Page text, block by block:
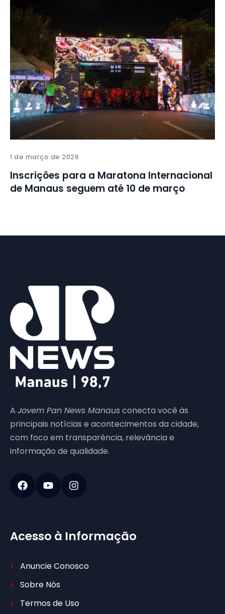
1 de março de 2026
Inscrições para a Maratona Internacional
de Manaus seguem até 10 de março
A Jovem Pan News Manausconecta você às
principais notícias e acontecimentos da cidade,
com foco em transparência, relevância e
informação de qualidade.
Acesso à Informação
Anuncie Conosco
Sobre Nós
Termos de Uso